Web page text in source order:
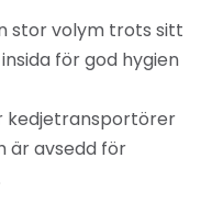
stor volym trots sitt
för god hygien
kedjetransportörer
är avsedd för